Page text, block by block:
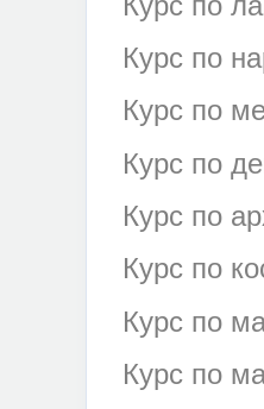
Курс по
Курс по
Курс по
Курс по
Курс по
Курс по
Курс по